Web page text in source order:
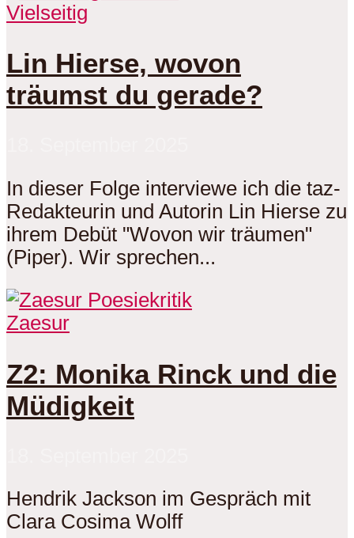
Vielseitig
Lin Hierse, wovon
träumst du gerade?
In dieser Folge interviewe ich die taz-
Redakteurin und Autorin Lin Hierse zu
ihrem Debüt "Wovon wir träumen"
(Piper). Wir sprechen...
Zaesur
Z2: Monika Rinck und die
Müdigkeit
Hendrik Jackson im Gespräch mit
Clara Cosima Wolff